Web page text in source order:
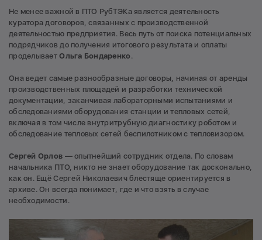
Не менее важной в ПТО РубТЭКа является деятельность
куратора договоров, связанных с производственной
деятельностью предприятия. Весь путь от поиска потенциальных
подрядчиков до получения итогового результата и оплаты
проделываетОльга Бондаренко .
Она ведет самые разнообразные договоры, начиная от аренды
производственных площадей и разработки технической
документации, заканчивая лабораторными испытаниями и
обследованиями оборудования станции и тепловых сетей,
включая в том числе внутритрубную диагностику роботом и
обследование тепловых сетей беспилотником с тепловизором.
Сергей Орлов — опытнейший сотрудник отдела. По словам
начальника ПТО, никто не знает оборудование так досконально,
как он. Ещё Сергей Николаевич блестяще ориентируется в
архиве. Он всегда понимает, где и что взять в случае
необходимости.